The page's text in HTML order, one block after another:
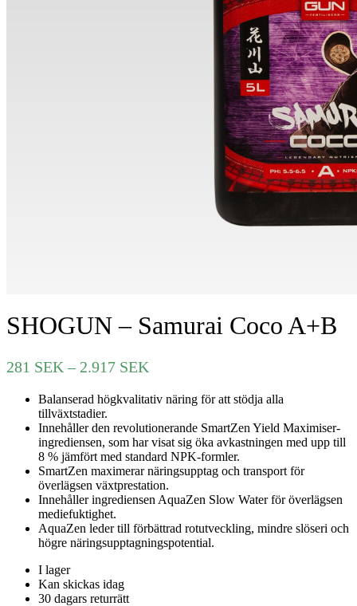
SHOGUN – Samurai Coco A+B
281 SEK – 2.917 SEK
till
2.917 SEK
Balanserad högkvalitativ näring för att stödja alla
tillväxtstadier.
Innehåller den revolutionerande SmartZen Yield Maximiser-
ingrediensen, som har visat sig öka avkastningen med upp till
8 % jämfört med standard NPK-formler.
SmartZen maximerar näringsupptag och transport för
överlägsen växtprestation.
Innehåller ingrediensen AquaZen Slow Water för överlägsen
mediefuktighet.
AquaZen leder till förbättrad rotutveckling, mindre slöseri och
högre näringsupptagningspotential.
I lager
Kan skickas idag
30 dagars returrätt